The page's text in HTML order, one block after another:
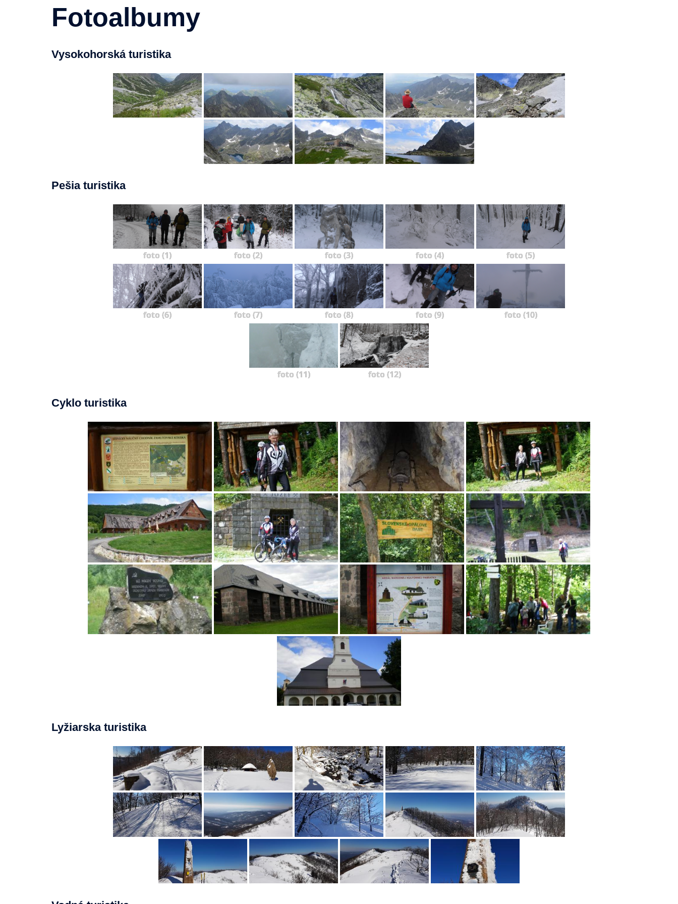
Fotoalbumy
Vysokohorská turistika
Pešia turistika
foto (1) foto (2) foto (3) foto (4) foto (5)
foto (6) foto (7) foto (8) foto (9) foto (10)
foto (11) foto (12)
Cyklo turistika
Lyžiarska turistika